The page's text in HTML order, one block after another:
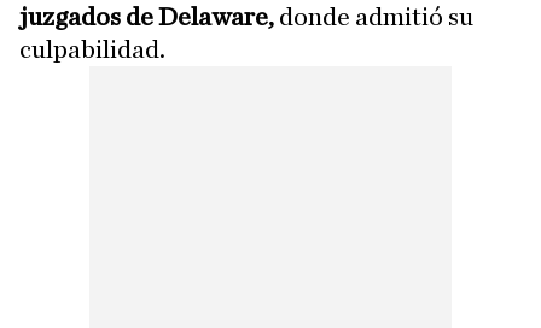
juzgados de Delaware, donde admitió su
culpabilidad.